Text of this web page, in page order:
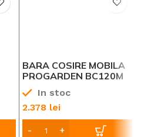
BARA COSIRE MOBILA
PROGARDEN BC120M
ACCESORIU
MOTOCULTOARE SERIA
CAMPO U
In stoc
2.378 lei